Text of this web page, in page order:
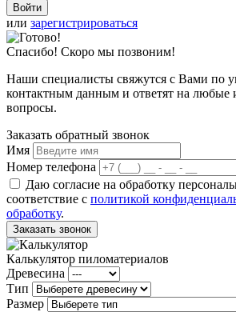
или зарегистрироваться
Спасибо! Скоро мы позвоним!
Наши специалисты свяжутся с Вами по
контактным данным и ответят на любые
вопросы.
Заказать обратный звонок
Имя
Номер телефона
Даю согласие на обработку
соответствие с политикой
обработку.
Заказать звонок
Калькулятор пиломатериалов
Древесина
Тип
Размер